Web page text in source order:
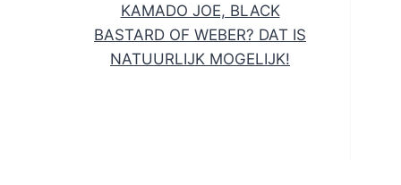
KAMADO JOE, BLACK
BASTARD OF WEBER? DAT IS
NATUURLIJK MOGELIJK!